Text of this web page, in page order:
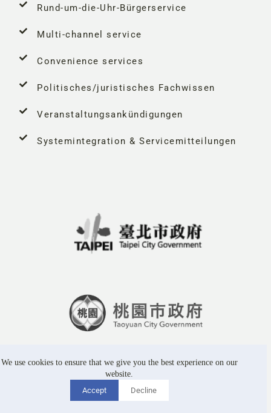
We use cookies to ensure that we give you the best experience on our
website.
Accept
Decline
Rund-um-die-Uhr-Bürgerservice
Multi-channel service
Convenience services
Politisches/juristisches Fachwissen
Veranstaltungsankündigungen
Systemintegration & Servicemitteilungen